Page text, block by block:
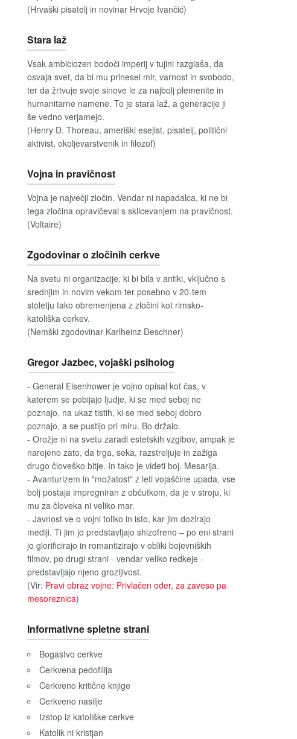
(Hrvaški pisatelj in novinar Hrvoje Ivančić)
Stara laž
Vsak ambiciozen bodoči imperij v tujini razglaša, da
osvaja svet, da bi mu prinesel mir, varnost in svobodo,
ter da žrtvuje svoje sinove le za najbolj plemenite in
humanitarne namene. To je stara laž, a generacije ji
še vedno verjamejo.
(Henry D. Thoreau, ameriški esejist, pisatelj, politični
aktivist, okoljevarstvenik in filozof)
Vojna in pravičnost
Vojna je največji zločin. Vendar ni napadalca, ki ne bi
tega zločina opravičeval s sklicevanjem na pravičnost.
(Voltaire)
Zgodovinar o zločinih cerkve
Na svetu ni organizacije, ki bi bila v antiki, vključno s
srednjim in novim vekom ter posebno v 20-tem
stoletju tako obremenjena z zločini kot rimsko-
katoliška cerkev.
(Nemški zgodovinar Karlheinz Deschner)
Gregor Jazbec, vojaški psiholog
- General Eisenhower je vojno opisal kot čas, v
katerem se pobijajo ljudje, ki se med seboj ne
poznajo, na ukaz tistih, ki se med seboj dobro
poznajo, a se pustijo pri miru. Bo držalo.
- Orožje ni na svetu zaradi estetskih vzgibov, ampak je
narejeno zato, da trga, seka, razstreljuje in zažiga
drugo človeško bitje. In tako je videti boj. Mesarija.
- Avanturizem in "možatost" z leti vojaščine upada, vse
bolj postaja impregniran z občutkom, da je v stroju, ki
mu za človeka ni veliko mar.
- Javnost ve o vojni toliko in isto, kar jim dozirajo
mediji. Ti jim jo predstavljajo shizofreno – po eni strani
jo glorificirajo in romantizirajo v obliki bojevniških
filmov, po drugi strani - vendar veliko redkeje -
predstavljajo njeno grozljivost.
(Vir: Pravi obraz vojne: Privlačen oder, za zaveso pa
mesoreznica)
Informativne spletne strani
Bogastvo cerkve
Cerkvena pedofilija
Cerkveno kritične knjige
Cerkveno nasilje
Izstop iz katoliške cerkve
Katolik ni kristjan